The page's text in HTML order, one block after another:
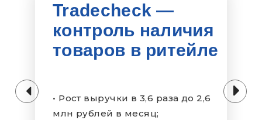
2,6
Tradecheck —
контроль наличия
товаров в
• Рост выручки в 3,6 раза до 2,6
млн рублей в месяц;